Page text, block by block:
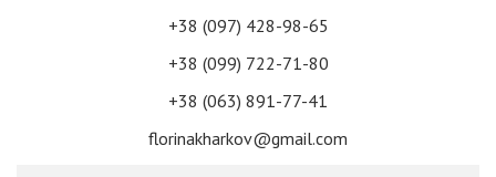
+38 (097) 428-98-65
+38 (099) 722-71-80
+38 (063) 891-77-41
florinakharkov@gmail.com